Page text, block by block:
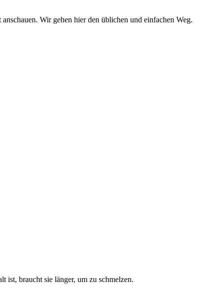
Wir gehen hier den üblichen und einfachen Weg.
ist, braucht sie länger, um zu schmelzen.